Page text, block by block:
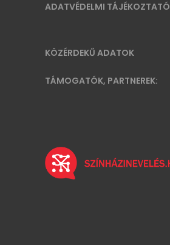
ADATVÉDELMI TÁJÉKOZTATÓ
KÖZÉRDEKŰ ADATOK
TÁMOGATÓK, PARTNEREK: